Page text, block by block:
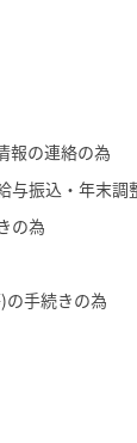
報の連絡の為
振込・年末調
の為
手続きの為